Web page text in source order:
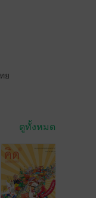
ย
ดูทั้งหมด